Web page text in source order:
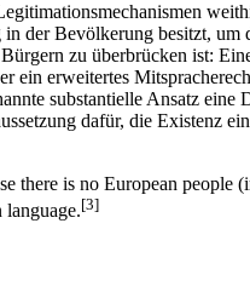
der Bevölkerung besitzt,
zu überbrücken ist:
erweitertes
substantielle Ansatz
dafür, die Existenz
there is no European people
language.[3]